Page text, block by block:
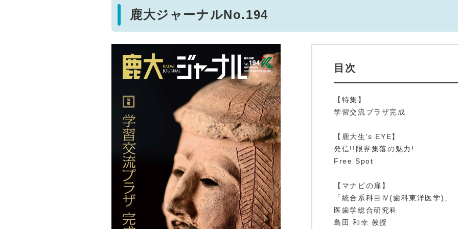
鹿大ジャーナルNo.194
目次
【特集】
学習交流プラザ完成
【鹿大生's EYE】
発信!!限界集落の魅力!
Free Spot
【マナビの扉】
「統合系科目Ⅳ(歯科東洋医学)」
医歯学総合研究科
島田 和幸 教授